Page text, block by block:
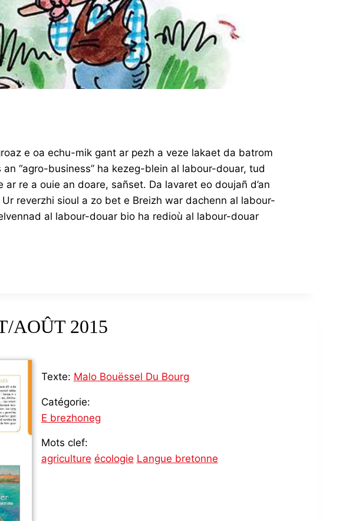
e oa echu-mik gant ar pezh a veze lakaet da batrom
“agro-business” ha kezeg-blein al labour-douar, tud
re a ouie an doare, sañset. Da lavaret eo doujañ d’an
reverzhi sioul a zo bet e Breizh war dachenn al labour-
al labour-douar bio ha redioù al labour-douar
AOÛT 2015
Texte: Malo Bouëssel Du Bourg
Catégorie:
E brezhoneg
Mots clef:
agriculture écologie Langue bretonne